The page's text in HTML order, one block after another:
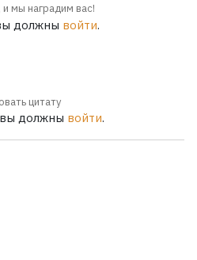
мы наградим вас!
должны войти.
цитату
должны войти.